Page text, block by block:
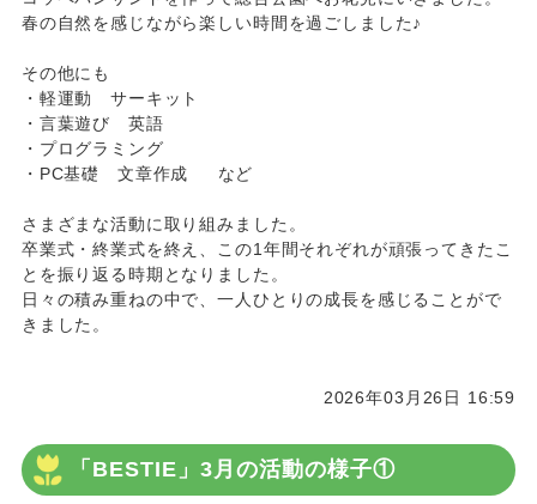
春の自然を感じながら楽しい時間を過ごしました♪
その他にも
・軽運動 サーキット
・言葉遊び 英語
・プログラミング
・PC基礎 文章作成 など
さまざまな活動に取り組みました。
卒業式・終業式を終え、この1年間それぞれが頑張ってきたこ
とを振り返る時期となりました。
日々の積み重ねの中で、一人ひとりの成長を感じることがで
きました。
2026年03月26日 16:59
「BESTIE」3月の活動の様子①